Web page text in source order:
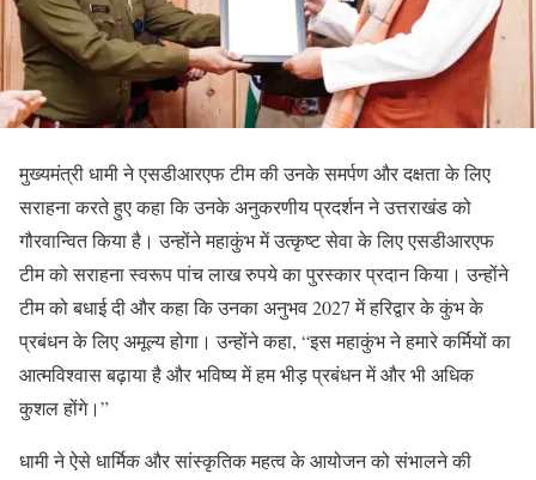
मुख्यमंत्री धामी ने एसडीआरएफ टीम की उनके समर्पण और दक्षता के लिए
सराहना करते हुए कहा कि उनके अनुकरणीय प्रदर्शन ने उत्तराखंड को
गौरवान्वित किया है। उन्होंने महाकुंभ में उत्कृष्ट सेवा के लिए एसडीआरएफ
टीम को सराहना स्वरूप पांच लाख रुपये का पुरस्कार प्रदान किया। उन्होंने
टीम को बधाई दी और कहा कि उनका अनुभव 2027 में हरिद्वार के कुंभ के
प्रबंधन के लिए अमूल्य होगा। उन्होंने कहा, “इस महाकुंभ ने हमारे कर्मियों का
आत्मविश्वास बढ़ाया है और भविष्य में हम भीड़ प्रबंधन में और भी अधिक
कुशल होंगे।”
धामी ने ऐसे धार्मिक और सांस्कृतिक महत्व के आयोजन को संभालने की